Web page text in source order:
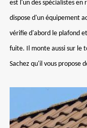
est l'un des spécialistes
dispose d'un équipement
vérifie d'abord le plafond
fuite. Il monte aussi sur le
Sachez qu'il vous propose